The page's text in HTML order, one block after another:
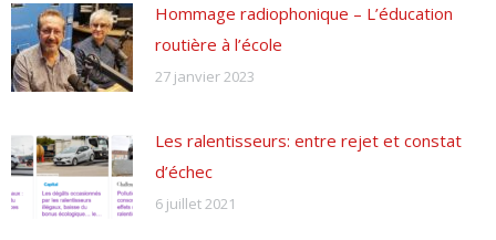
Hommage radiophonique – L’éducation
routière à l’école
27 janvier 2023
Les ralentisseurs: entre rejet et constat
d’échec
6 juillet 2021